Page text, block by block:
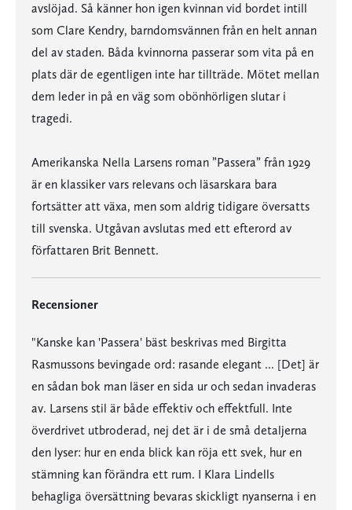
avslöjad. Så känner hon igen kvinnan vid bordet intill
som Clare Kendry, barndomsvännen från en helt annan
del av staden. Båda kvinnorna passerar som vita på en
plats där de egentligen inte har tillträde. Mötet mellan
dem leder in på en väg som obönhörligen slutar i
tragedi.
Amerikanska Nella Larsens roman ”Passera” från 1929
är en klassiker vars relevans och läsarskara bara
fortsätter att växa, men som aldrig tidigare översatts
till svenska. Utgåvan avslutas med ett efterord av
författaren Brit Bennett.
Recensioner
"Kanske kan 'Passera' bäst beskrivas med Birgitta
Rasmussons bevingade ord: rasande elegant ... [Det] är
en sådan bok man läser en sida ur och sedan invaderas
av. Larsens stil är både effektiv och effektfull. Inte
överdrivet utbroderad, nej det är i de små detaljerna
den lyser: hur en enda blick kan röja ett svek, hur en
stämning kan förändra ett rum. I Klara Lindells
behagliga översättning bevaras skickligt nyanserna i en